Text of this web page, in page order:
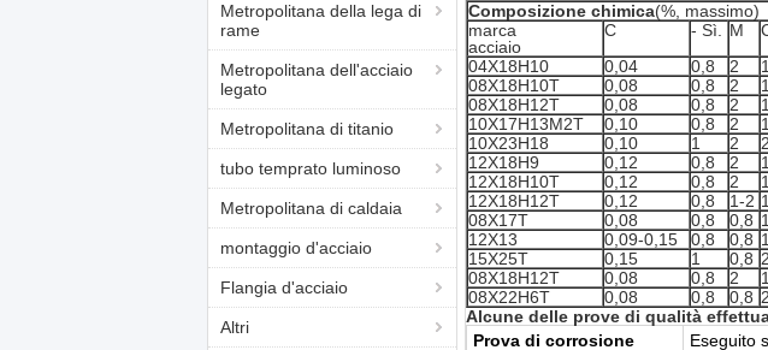
Metropolitana della lega di
rame
Metropolitana dell'acciaio
legato
Metropolitana di titanio
tubo temprato luminoso
Metropolitana di caldaia
montaggio d'acciaio
Flangia d'acciaio
Altri
Composizione chimica(%, massimo)
marca
acciaio
C - Sì. M
04Х18Н10
0,04 0,8 2
08Х18Н10Т
0,08 0,8 2
08Х18Н12Т
0,08 0,8 2
10Х17Н13М2Т
0,10 0,8 2
10Х23Н18
0,10 1 2
12Х18Н9
0,12 0,8 2
12Х18Н10Т
0,12 0,8 2
12Х18Н12Т
0,12 0,8 1-2
08Х17Т
0,08 0,8 0,8
12Х13
0,09-0,15 0,8 0,8
15Х25Т
0,15 1 0,8
08Х18Н12T
0,08 0,8 2
08Х22Н6Т
0,08 0,8 0,8
Alcune delle prove di qualità
Prova di corrosione
Eseguito